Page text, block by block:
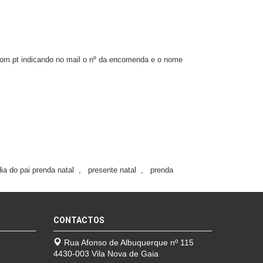
indicando no mail o nº da encomenda e o nome
do pai prenda natal , presente natal ,
prenda
CONTACTOS
Rua Afonso de Albuquerque nº 115
4430-003 Vila Nova de Gaia